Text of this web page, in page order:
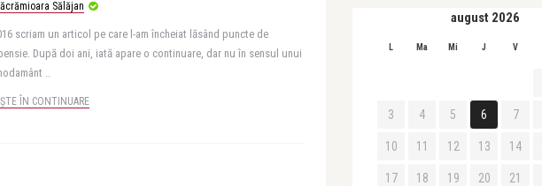
Sălăjan
scriam un articol pe care l-am încheiat lăsând puncte de
După doi ani, iată apare o continuare, dar nu în sensul unui
..
ÎN CONTINUARE
august 2026
L Ma Mi J V
3 4 5 6 7
10 11 12 13 14
17 18 19 20 21